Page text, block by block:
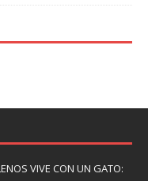
VIVE CON UN GATO: